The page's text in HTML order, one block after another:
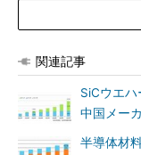
関連記事
SiCウエ
中国メー
半導体材